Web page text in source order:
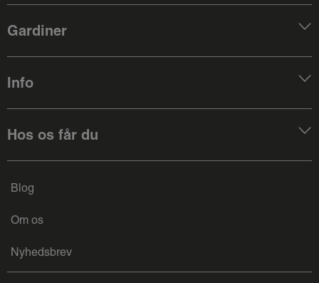
Gardiner
Info
Hos os får du
Blog
Om os
Nyhedsbrev